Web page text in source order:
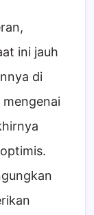
ini jauh
di